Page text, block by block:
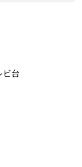
きで、掃除や模
イプは、ダイニ
線を提供しま
使用し、耐久性
おり、安全性に
ビ台​